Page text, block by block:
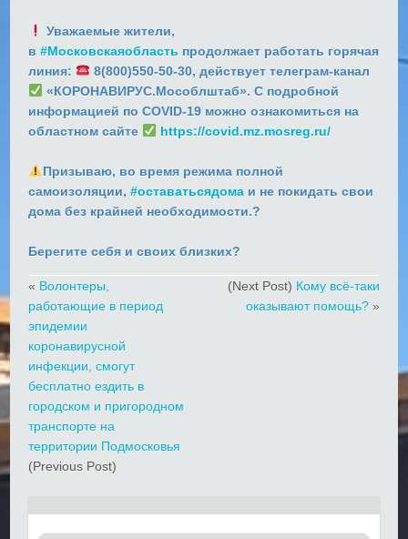
Уважаемые жители,
в#Московскаяобласть продолжает работать горячая
линия:
8(800)550-50-30, действует телеграм-канал
«КОРОНАВИРУС.Мособлштаб». С подробной
информацией по COVID-19 можно ознакомиться на
областном сайте
https://covid.mz.mosreg.ru/
Призываю, во время режима полной
самоизоляции,#оставатьсядома и не покидать свои
дома без крайней необходимости.?
Берегите себя и своих близких?
« Волонтеры,
работающие в период
эпидемии
коронавирусной
инфекции, смогут
бесплатно ездить в
городском и пригородном
транспорте на
территории Подмосковья
(Previous Post)
(Next Post) Кому всё-таки
оказывают помощь?»